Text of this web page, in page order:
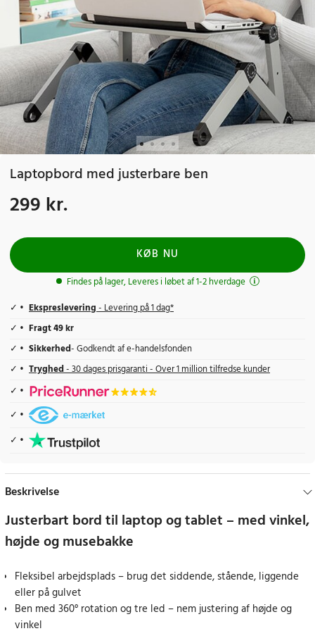
Laptopbord med justerbare ben
Pris:299 kr.
299 kr.
KØB NU
Findes på lager, Leveres i løbet af 1-2 hverdage
Ekspreslevering- Levering på 1 dag*
Fragt 49 kr
Sikkerhed- Godkendt af e-handelsfonden
Tryghed- 30 dages prisgaranti - Over 1 million tilfredse kunder
Beskrivelse
Justerbart bord til laptop og tablet – med vinkel,
højde og musebakke
Fleksibel arbejdsplads – brug det siddende, stående, liggende
eller på gulvet
Ben med 360° rotation og tre led – nem justering af højde og
vinkel